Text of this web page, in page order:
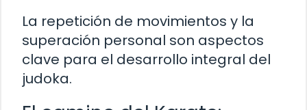
La repetición de movimientos y la
superación personal son aspectos
clave para el desarrollo integral del
judoka.